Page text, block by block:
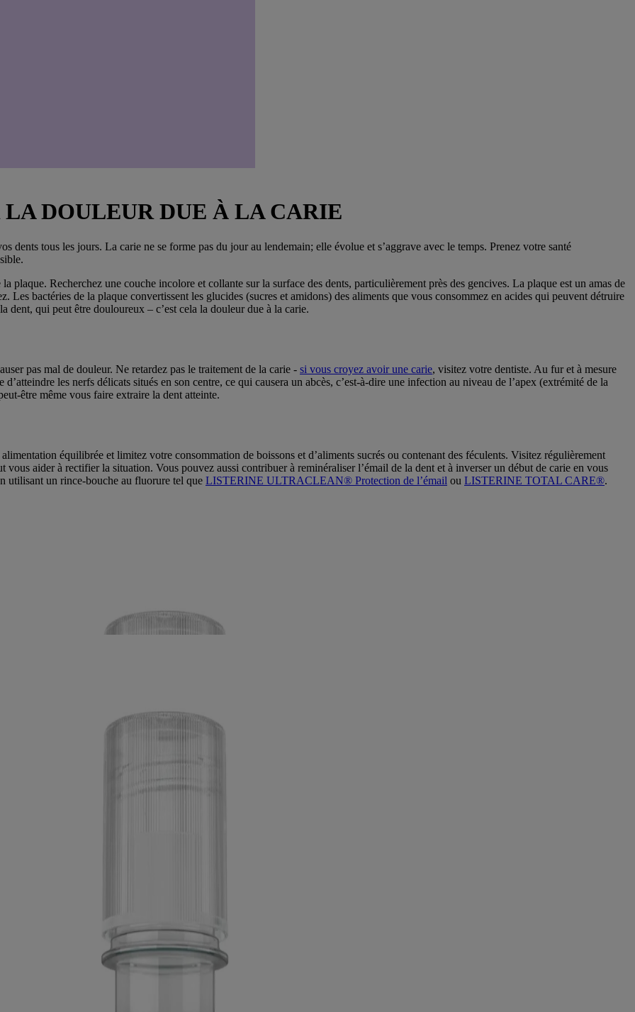
DOULEUR DUE À LA CARIE
dents tous les jours. La carie ne se forme pas du jour au lendemain; elle évolue et s’aggrave avec le temps. Prenez votre santé
plaque. Recherchez une couche incolore et collante sur la surface des dents, particulièrement près des gencives. La plaque est un amas de
Les bactéries de la plaque convertissent les glucides (sucres et amidons) des aliments que vous consommez en acides qui peuvent détruire
dent, qui peut être douloureux – c’est cela la douleur due à la carie.
pas mal de douleur. Ne retardez pas le traitement de la carie - si vous croyez avoir une carie, visitez votre dentiste. Au fur et à mesure
les nerfs délicats situés en son centre, ce qui causera un abcès, c’est-à-dire une infection au niveau de l’apex (extrémité de la
être même vous faire extraire la dent atteinte.
équilibrée et limitez votre consommation de boissons et d’aliments sucrés ou contenant des féculents. Visitez régulièrement
vous aider à rectifier la situation. Vous pouvez aussi contribuer à reminéraliser l’émail de la dent et à inverser un début de carie en vous
utilisant un rince-bouche au fluorure tel que LISTERINE ULTRACLEAN® Protection de l’émail ou LISTERINE TOTAL CARE®.
aux visiteurs du Canada. Les marques de tiers utilisées ici sont des marques de commerce de leurs propriétaires respectifs. Assurez-vous